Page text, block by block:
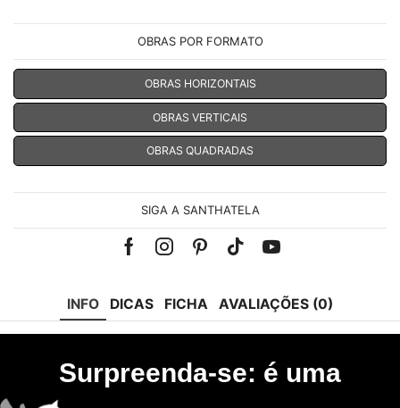
OBRAS POR FORMATO
OBRAS HORIZONTAIS
OBRAS VERTICAIS
OBRAS QUADRADAS
SIGA A SANTHATELA
FacebookInstagramPinterest
Tik-Youtube
INFO DICAS FICHA AVALIAÇÕES (0)
Surpreenda-se: é uma